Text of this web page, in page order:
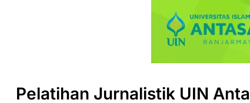
Pelatihan Jurnalistik UIN